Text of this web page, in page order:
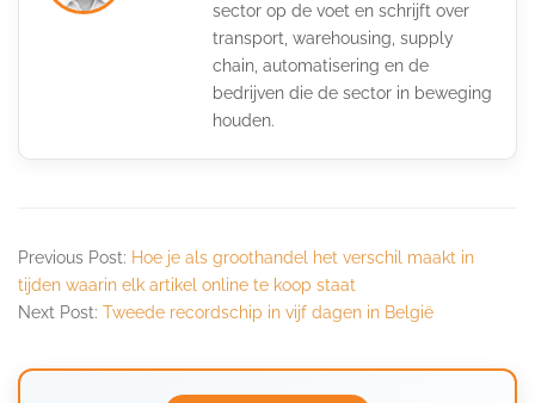
sector op de voet en schrijft over
transport, warehousing, supply
chain, automatisering en de
bedrijven die de sector in beweging
houden.
Previous Post: Hoe je als groothandel het verschil maakt in
tijden waarin elk artikel online te koop staat
Next Post: Tweede recordschip in vijf dagen in België